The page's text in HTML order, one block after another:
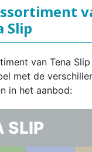
Slip
van Tena
met de
in het aanbod:
SLIP